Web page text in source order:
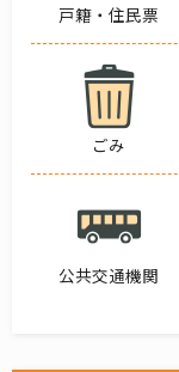
戸籍・住民票
ごみ
公共交通機関